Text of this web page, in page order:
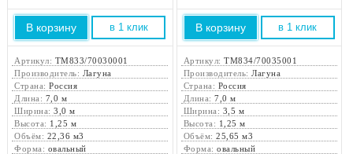
В корзину в 1 клик
Артикул: ТМ833/70030001
Производитель: Лагуна
Страна:Россия
Длина: 7,0 м
Ширина:3,0 м
Высота: 1,25 м
Объём: 22,36 м3
Форма: овальный
В корзину в 1 клик
Артикул:ТМ834/70035001
Производитель:Лагуна
Страна: Россия
Длина:7,0 м
Ширина: 3,5 м
Высота: 1,25 м
Объём:25,65 м3
Форма:овальный